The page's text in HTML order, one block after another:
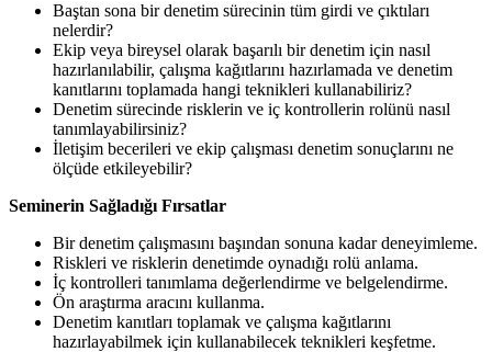
Baştan sona bir denetim sürecinin tüm girdi ve çıktıları
nelerdir?
Ekip veya bireysel olarak başarılı bir denetim için nasıl
hazırlanılabilir, çalışma kağıtlarını hazırlamada ve denetim
kanıtlarını toplamada hangi teknikleri kullanabiliriz?
Denetim sürecinde risklerin ve iç kontrollerin rolünü nasıl
tanımlayabilirsiniz?
İletişim becerileri ve ekip çalışması denetim sonuçlarını ne
ölçüde etkileyebilir?
Seminerin Sağladığı Fırsatlar
Bir denetim çalışmasını başından sonuna kadar deneyimleme.
Riskleri ve risklerin denetimde oynadığı rolü anlama.
İç kontrolleri tanımlama değerlendirme ve belgelendirme.
Ön araştırma aracını kullanma.
Denetim kanıtları toplamak ve çalışma kağıtlarını
hazırlayabilmek için kullanabilecek teknikleri keşfetme.